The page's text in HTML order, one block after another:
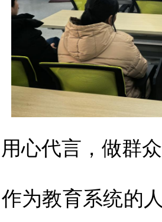
代言，做群众
教育系统的人